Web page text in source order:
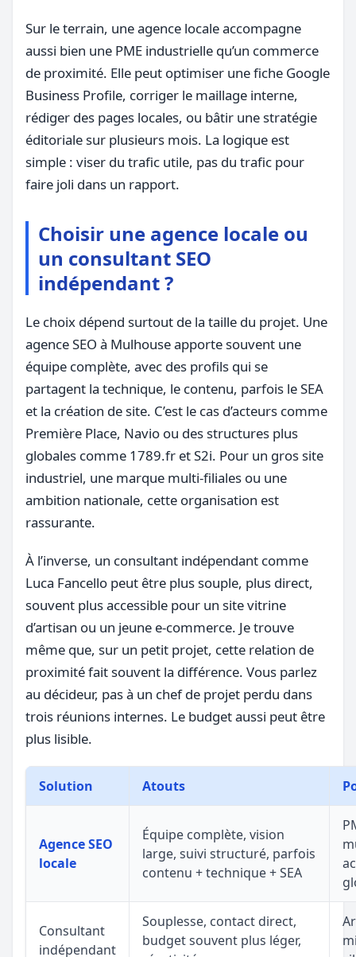
Sur le terrain, une agence locale accompagne
aussi bien une PME industrielle qu’un commerce
de proximité. Elle peut optimiser une fiche Google
Business Profile, corriger le maillage interne,
rédiger des pages locales, ou bâtir une stratégie
éditoriale sur plusieurs mois. La logique est
simple : viser du trafic utile, pas du trafic pour
faire joli dans un rapport.
Choisir une agence locale ou
un consultant SEO
indépendant ?
Le choix dépend surtout de la taille du projet. Une
agence SEO à Mulhouse apporte souvent une
équipe complète, avec des profils qui se
partagent la technique, le contenu, parfois le SEA
et la création de site. C’est le cas d’acteurs comme
Première Place, Navio ou des structures plus
globales comme 1789.fr et S2i. Pour un gros site
industriel, une marque multi-filiales ou une
ambition nationale, cette organisation est
rassurante.
À l’inverse, un consultant indépendant comme
Luca Fancello peut être plus souple, plus direct,
souvent plus accessible pour un site vitrine
d’artisan ou un jeune e-commerce. Je trouve
même que, sur un petit projet, cette relation de
proximité fait souvent la différence. Vous parlez
au décideur, pas à un chef de projet perdu dans
trois réunions internes. Le budget aussi peut être
plus lisible.
Solution Atouts
Agence SEO
locale
Équipe complète, vision
large, suivi structuré, parfois
contenu + technique + SEA
Consultant
indépendant
Souplesse, contact direct,
budget souvent plus léger,